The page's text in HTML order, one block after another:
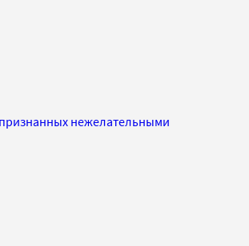
нежелательными